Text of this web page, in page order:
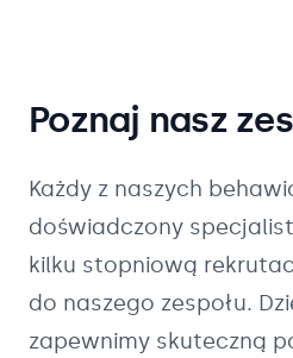
Poznaj nasz
Każdy z naszych
doświadczony
kilku stopniową
do naszego zespołu.
zapewnimy skuteczną